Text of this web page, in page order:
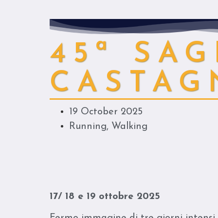
45ª
19 October 2025
Running, Walking
17/ 18 e 19 ottobre 2025